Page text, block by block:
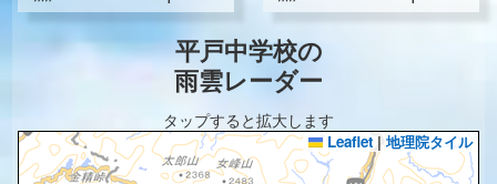
平戸中学校の
雨雲レーダー
タップすると拡大します
Leaflet | 地理院タイル